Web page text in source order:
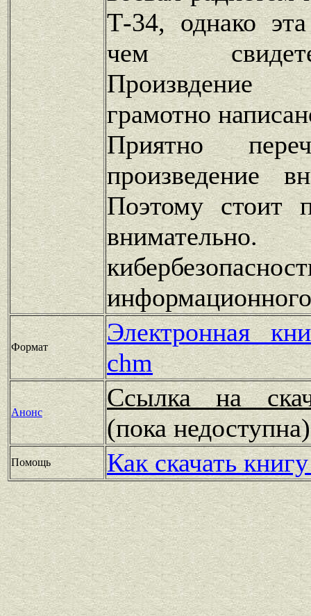
Т-34, однако
чем
грамотно
Приятно
произведение
Поэтому стоит
Формат
Электронная
chm
Анонс
Ссылка на
(пока
Помощь Как скачать